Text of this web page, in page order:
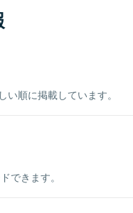
順に掲載しています。
できます。